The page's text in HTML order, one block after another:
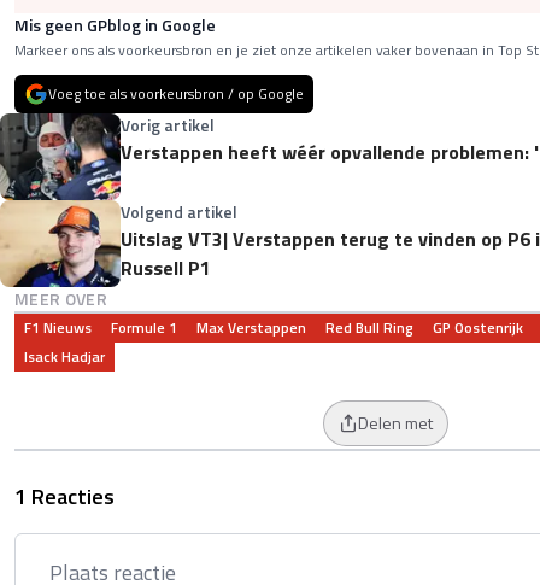
Mis geen GPblog in Google
Markeer ons als voorkeursbron en je ziet onze artikelen vaker bovenaan in Top
Voeg toe als voorkeursbron / op Google
Vorig artikel
Verstappen heeft wéér opvallende problemen:
Volgend artikel
Uitslag VT3| Verstappen terug te vinden op P6
Russell P1
MEER OVER
F1 Nieuws Formule 1 Max Verstappen Red Bull Ring
GP Oostenrijk
Isack Hadjar
Delen met
1 Reacties